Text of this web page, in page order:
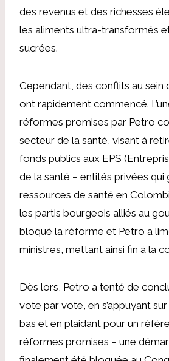
des revenus et des richesses
les aliments ultra-transformés
sucrées.
Cependant, des conflits au
ont rapidement commencé.
réformes promises par Petro
secteur de la santé, visant à
fonds publics aux EPS
de la santé – entités privées qui
ressources de santé en
les partis bourgeois alliés au
bloqué la réforme et Petro a
ministres, mettant ainsi fin à la
Dès lors, Petro a tenté de
vote par vote, en s’appuyant sur
bas et en plaidant pour un
réformes promises – une